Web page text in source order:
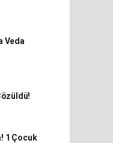
Veda
1 Çocuk